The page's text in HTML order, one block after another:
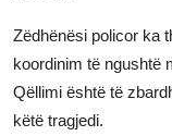
Zëdhënësi policor ka
koordinim të ngushtë
Qëllimi është të
këtë tragjedi.